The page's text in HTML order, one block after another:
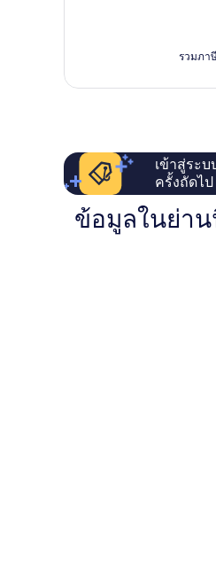
รวมภา
เข้าสู่ระ
ครั้งถัดไป
ข้อมูลในย่า